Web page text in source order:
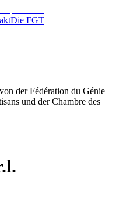
Die FGT
der Fédération du Génie
und der Chambre des